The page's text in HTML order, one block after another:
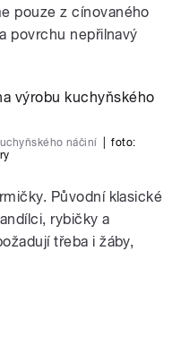
pouze z cínovaného
povrchu nepřilnavý
náčiní
foto:
Původní klasické
rybičky a
třeba i žáby,